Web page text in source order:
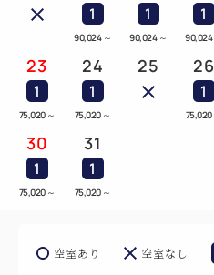
1
90,024 ～
1
90,024 ～
1
90,024
23
1
75,020 ～
24
1
75,020 ～
25 26
1
75,020
30
1
75,020 ～
31
1
75,020 ～
空室あり 空室なし